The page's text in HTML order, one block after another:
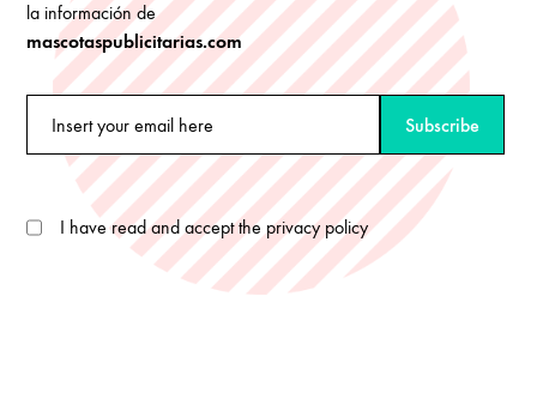
la información de
mascotaspublicitarias.com
I have read and accept the privacy policy